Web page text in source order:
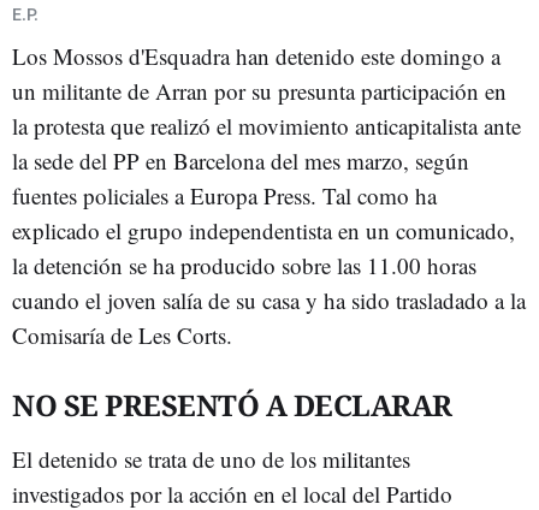
E.P.
Los Mossos d'Esquadra han detenido este domingo a
un militante de Arran por su presunta participación en
la protesta que realizó el movimiento anticapitalista ante
la sede del PP en Barcelona del mes marzo, según
fuentes policiales a Europa Press. Tal como ha
explicado el grupo independentista en un comunicado,
la detención se ha producido sobre las 11.00 horas
cuando el joven salía de su casa y ha sido trasladado a la
Comisaría de Les Corts.
NO SE PRESENTÓ A DECLARAR
El detenido se trata de uno de los militantes
investigados por la acción en el local del Partido